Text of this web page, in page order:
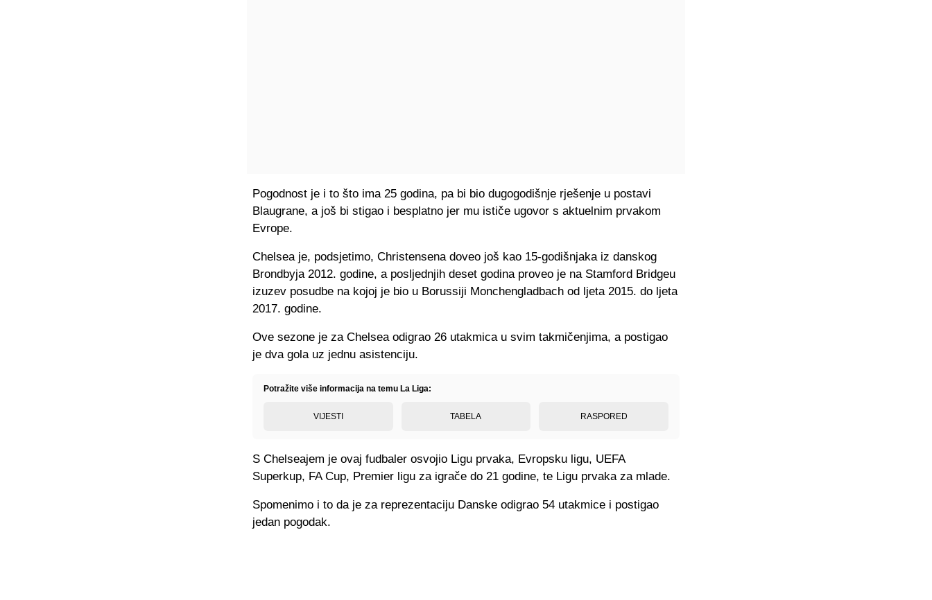
Pogodnost je i to što ima 25 godina, pa bi bio dugogodišnje rješenje u postavi
Blaugrane, a još bi stigao i besplatno jer mu ističe ugovor s aktuelnim prvakom
Evrope.
Chelsea je, podsjetimo, Christensena doveo još kao 15-godišnjaka iz danskog
Brondbyja 2012. godine, a posljednjih deset godina proveo je na Stamford Bridgeu
izuzev posudbe na kojoj je bio u Borussiji Monchengladbach od ljeta 2015. do ljeta
2017. godine.
Ove sezone je za Chelsea odigrao 26 utakmica u svim takmičenjima, a postigao
je dva gola uz jednu asistenciju.
Potražite više informacija na temu La Liga:
VIJESTI TABELA RASPORED
S Chelseajem je ovaj fudbaler osvojio Ligu prvaka, Evropsku ligu, UEFA
Superkup, FA Cup, Premier ligu za igrače do 21 godine, te Ligu prvaka za mlade.
Spomenimo i to da je za reprezentaciju Danske odigrao 54 utakmice i postigao
jedan pogodak.